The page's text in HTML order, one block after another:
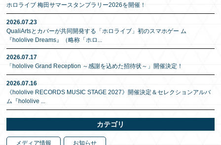
ホロライブ 梅田サマースタンプラリー2026を開催！
2026.07.23
QualiArtsとカバーが共同開発する「ホロライブ」初のスマホゲー ム
『hololive Dreams』（略称「ホロ ...
2026.07.17
「hololive Grand Reception ～感謝を込めた招待状～」開催決定！
2026.07.16
《hololive RECORDS MUSIC STAGE 2027》開催決定＆セレクションアルバ
ム『hololive ...
カテゴリ
メディア情報 お知らせ